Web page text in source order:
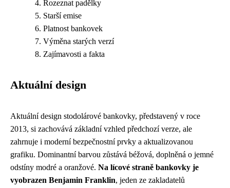
Rozeznat padělky
Starší emise
Platnost bankovek
Výměna starých verzí
Zajímavosti a fakta
Aktuální design
Aktuální design stodolárové bankovky, představený v roce
2013, si zachovává základní vzhled předchozí verze, ale
zahrnuje i moderní bezpečnostní prvky a aktualizovanou
grafiku. Dominantní barvou zůstává béžová, doplněná o jemné
odstíny modré a oranžové. Na lícové straně bankovky je
vyobrazen Benjamin Franklin, jeden ze zakladatelů